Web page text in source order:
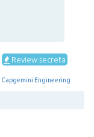
Review secreta
Capgemini Engineering